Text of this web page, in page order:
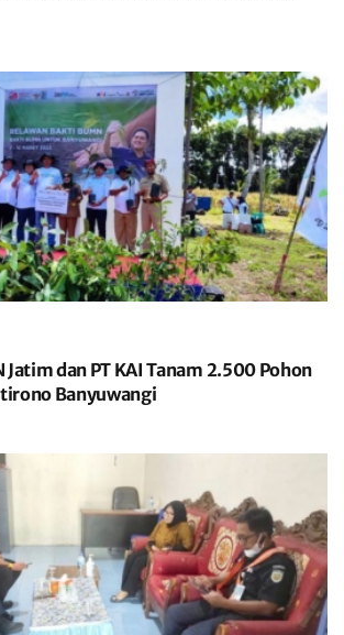
Jatim dan PT KAI Tanam 2.500 Pohon
Banyuwangi